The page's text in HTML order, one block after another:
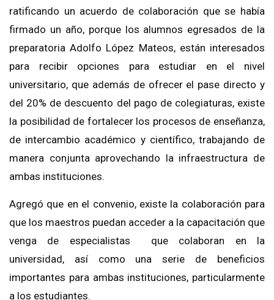
ratificando un acuerdo de colaboración que se había
firmado un año, porque los alumnos egresados de la
preparatoria Adolfo López Mateos,están interesados
para recibir opciones para estudiar en el nivel
universitario, que además de ofrecer el pase directo y
del 20% de descuento del pago de colegiaturas, existe
la posibilidad de fortalecer los procesos de enseñanza,
de intercambio académico y científico, trabajando de
manera conjunta aprovechando la infraestructura de
ambas instituciones.
Agregó que en el convenio, existe la colaboración para
que los maestros puedan acceder a la capacitación que
venga de especialistas que colaboran en la
universidad, así como una serie de beneficios
importantes para ambas instituciones, particularmente
a los estudiantes.